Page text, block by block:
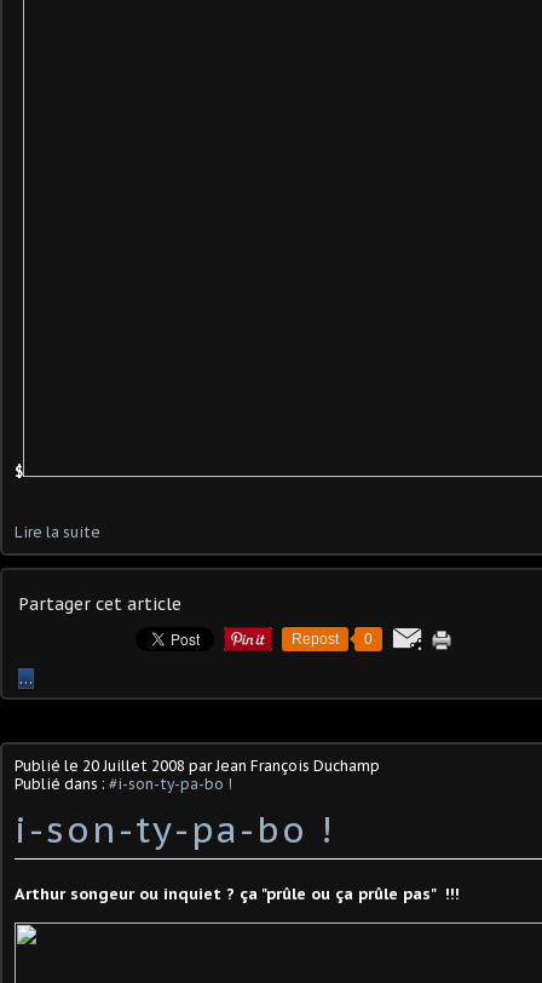
$
Lire la suite
Partager cet article
Repost 0
…
Publié le 20 Juillet 2008 par Jean François Duchamp
Publié dans : #i-son-ty-pa-bo !
i-son-ty-pa-bo !
Arthur songeur ou inquiet ? ça "prûle ou ça prûle pas" !!!